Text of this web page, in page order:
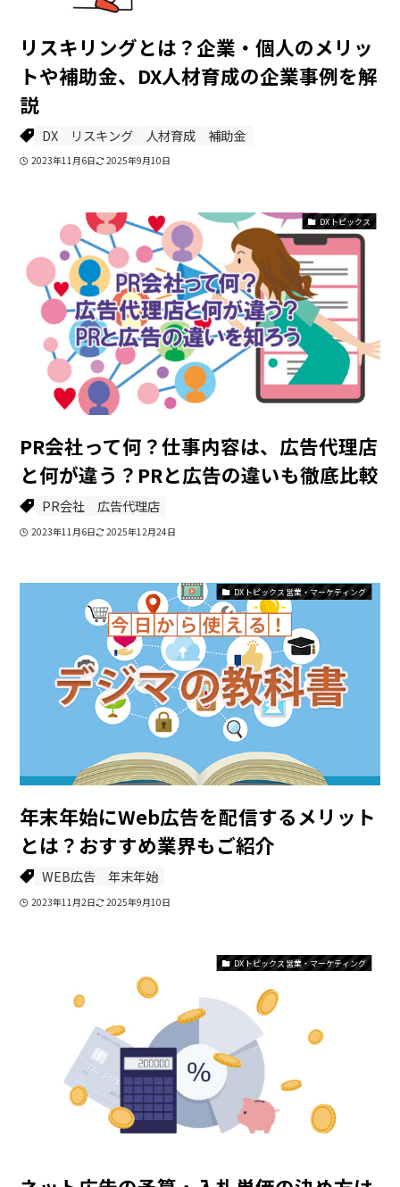
リスキリングとは？企業・個人のメリッ
トや補助金、DX人材育成の企業事例を解
説
DX リスキング 人材育成 補助金
2023年11月6日 2025年9月10日
DXトピックス
PR会社って何？仕事内容は、広告代理店
と何が違う？PRと広告の違いも徹底比較
PR会社 広告代理店
2023年11月6日 2025年12月24日
DXトピックス 営業・マーケティング
年末年始にWeb広告を配信するメリット
とは？おすすめ業界もご紹介
WEB広告 年末年始
2023年11月2日 2025年9月10日
DXトピックス 営業・マーケティング